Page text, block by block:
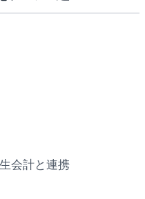
会計と連携